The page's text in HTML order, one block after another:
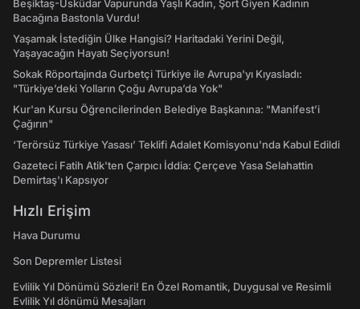
Beşiktaş-Üsküdar Vapurunda Yaşlı Kadın, Şort Giyen Kadının
Bacağına Bastonla Vurdu!
Yaşamak İstediğin Ülke Hangisi? Haritadaki Yerini Değil,
Yaşayacağın Hayatı Seçiyorsun!
Sokak Röportajında Gurbetçi Türkiye ile Avrupa'yı Kıyasladı:
"Türkiye’deki Yolların Çoğu Avrupa’da Yok"
Kur'an Kursu Öğrencilerinden Belediye Başkanına: "Manifest’i
Çağırın"
‘Terörsüz Türkiye Yasası’ Teklifi Adalet Komisyonu'nda Kabul Edildi
Gazeteci Fatih Atik'ten Çarpıcı İddia: Çerçeve Yasa Selahattin
Demirtaş'ı Kapsıyor
Hızlı Erişim
Hava Durumu
Son Depremler Listesi
Evlilik Yıl Dönümü Sözleri! En Özel Romantik, Duygusal ve Resimli
Evlilik Yıl dönümü Mesajları